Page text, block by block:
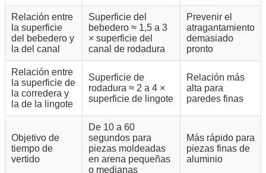
Relación entre
la superficie
del bebedero y
la del canal
Superficie del
bebedero ≈ 1,5 a 3
× superficie del
canal de rodadura
Prevenir el
atragantamiento
demasiado
pronto
Relación entre
la superficie de
la corredera y
la de la lingote
Superficie de
rodadura ≈ 2 a 4 ×
superficie de lingote
Relación más
alta para
paredes finas
Objetivo de
tiempo de
vertido
De 10 a 60
segundos para
piezas moldeadas
en arena pequeñas
o medianas
Más rápido para
piezas finas de
aluminio